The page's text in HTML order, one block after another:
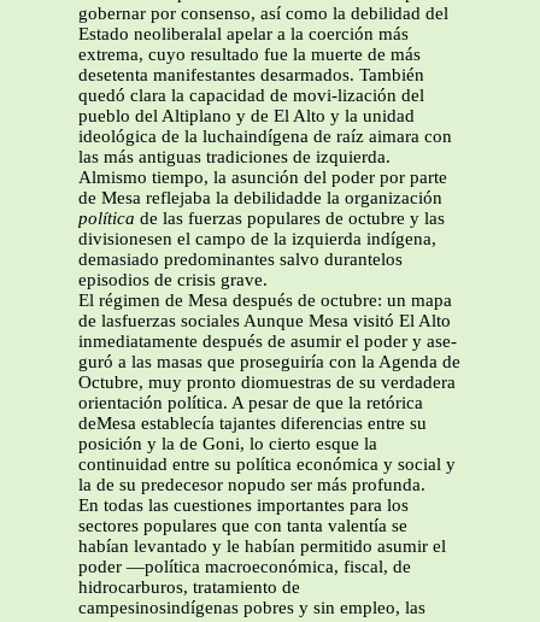
gobernar por consenso, así como la debilidad del
Estado neoliberalal apelar a la coerción más
extrema, cuyo resultado fue la muerte de más
desetenta manifestantes desarmados. También
quedó clara la capacidad de movi-lización del
pueblo del Altiplano y de El Alto y la unidad
ideológica de la luchaindígena de raíz aimara con
las más antiguas tradiciones de izquierda.
Almismo tiempo, la asunción del poder por parte
de Mesa reflejaba la debilidadde la organización
política de las fuerzas populares de octubre y las
divisionesen el campo de la izquierda indígena,
demasiado predominantes salvo durantelos
episodios de crisis grave.
El régimen de Mesa después de octubre: un mapa
de lasfuerzas sociales Aunque Mesa visitó El Alto
inmediatamente después de asumir el poder y ase-
guró a las masas que proseguiría con la Agenda de
Octubre, muy pronto diomuestras de su verdadera
orientación política. A pesar de que la retórica
deMesa establecía tajantes diferencias entre su
posición y la de Goni, lo cierto esque la
continuidad entre su política económica y social y
la de su predecesor nopudo ser más profunda.
En todas las cuestiones importantes para los
sectores populares que con tanta valentía se
habían levantado y le habían permitido asumir el
poder —política macroeconómica, fiscal, de
hidrocarburos, tratamiento de
campesinosindígenas pobres y sin empleo, las